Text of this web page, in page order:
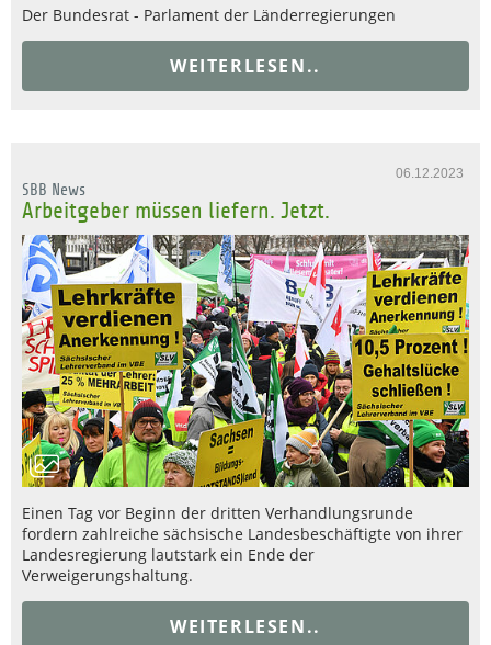
Der Bundesrat - Parlament der Länderregierungen
WEITERLESEN..
06.12.2023
SBB News
Arbeitgeber müssen liefern. Jetzt.
Einen Tag vor Beginn der dritten Verhandlungsrunde
fordern zahlreiche sächsische Landesbeschäftigte von ihrer
Landesregierung lautstark ein Ende der
Verweigerungshaltung.
WEITERLESEN..